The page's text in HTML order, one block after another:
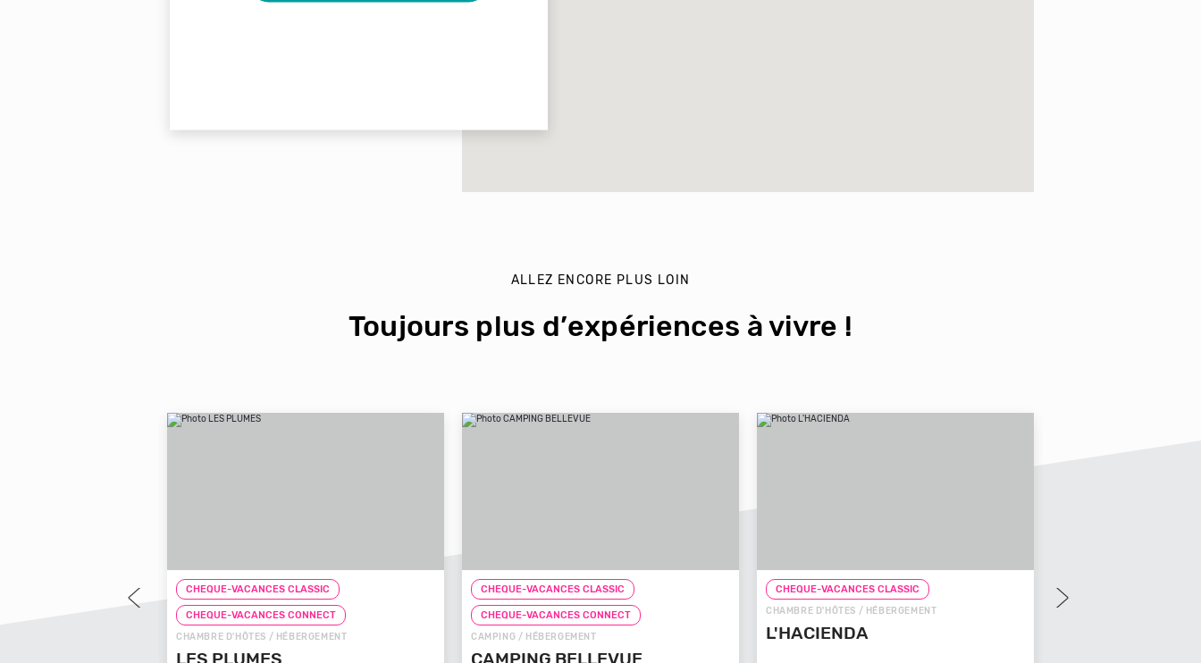
ALLEZ ENCORE PLUS LOIN
Toujours plus d’expériences à vivre !
CHEQUE-VACANCES CLASSIC
CHEQUE-VACANCES CONNECT
CHAMBRE D'HÔTES / HÉBERGEMENT
CHEQUE-VACANCES CLASSIC
CHEQUE-VACANCES CONNECT
CAMPING / HÉBERGEMENT
CHEQUE-VACANCES CLASSIC
CHAMBRE D'HÔTES / HÉBERGEMENT
L'HACIENDA